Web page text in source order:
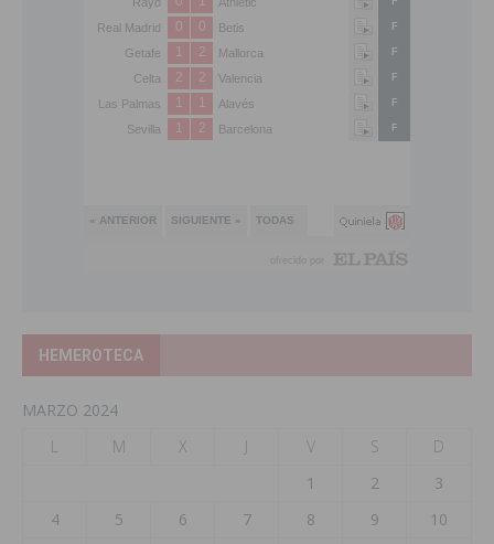
HEMEROTECA
MARZO 2024
L
M X J V S
D
1
2
3
4
5 6 7 8 9
10